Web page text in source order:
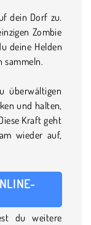
dein Dorf zu.
Zombie
deine Helden
sammeln.
überwältigen
und halten,
Kraft geht
wieder auf,
du weitere